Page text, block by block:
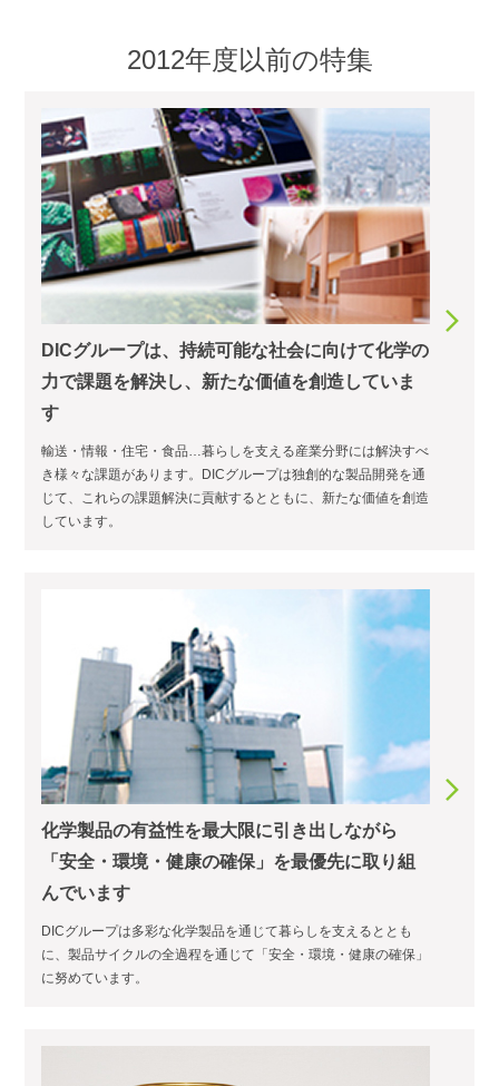
2012年度以前の特集
DICグループは、持続可能な社会に向けて化学の
力で課題を解決し、新たな価値を創造していま
す
輸送・情報・住宅・食品…暮らしを支える産業分野には解決すべ
き様々な課題があります。DICグループは独創的な製品開発を通
じて、これらの課題解決に貢献するとともに、新たな価値を創造
しています。
化学製品の有益性を最大限に引き出しながら
「安全・環境・健康の確保」を最優先に取り組
んでいます
DICグループは多彩な化学製品を通じて暮らしを支えるととも
に、製品サイクルの全過程を通じて「安全・環境・健康の確保」
に努めています。